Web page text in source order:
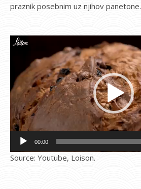
praznik posebnim uz njihov panetone.
Pregledač
zapisa
00:00
Source: Youtube, Loison.